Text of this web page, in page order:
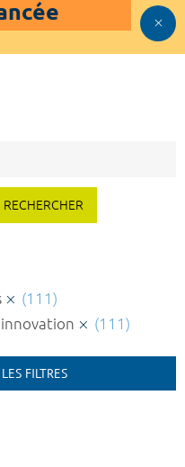
RECHERCHER
(111)
(111)
FILTRES